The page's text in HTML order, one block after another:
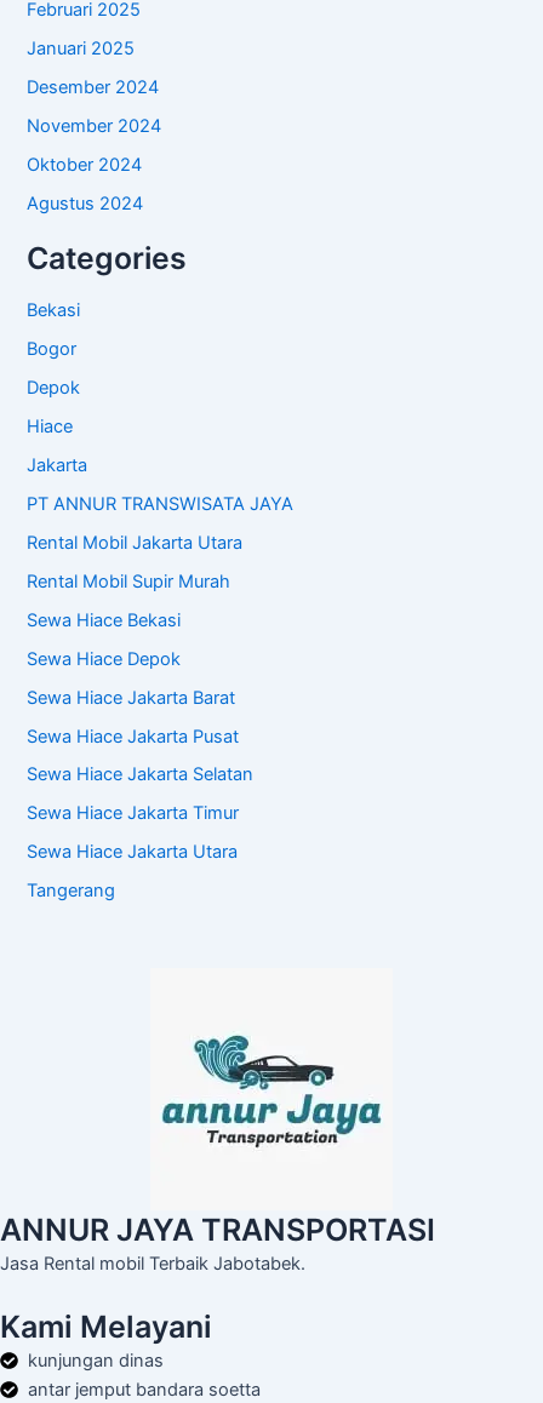
Februari 2025
Januari 2025
Desember 2024
November 2024
Oktober 2024
Agustus 2024
Categories
Bekasi
Bogor
Depok
Hiace
Jakarta
PT ANNUR TRANSWISATA JAYA
Rental Mobil Jakarta Utara
Rental Mobil Supir Murah
Sewa Hiace Bekasi
Sewa Hiace Depok
Sewa Hiace Jakarta Barat
Sewa Hiace Jakarta Pusat
Sewa Hiace Jakarta Selatan
Sewa Hiace Jakarta Timur
Sewa Hiace Jakarta Utara
Tangerang
ANNUR JAYA TRANSPORTASI
Jasa Rental mobil Terbaik Jabotabek.
Kami Melayani
kunjungan dinas
antar jemput bandara soetta